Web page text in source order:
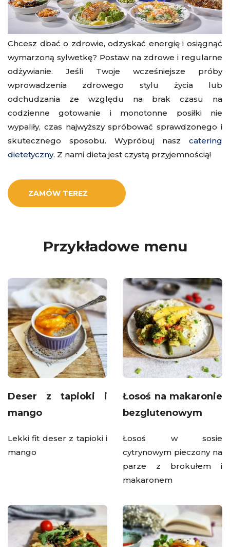
Chcesz dbać o zdrowie, odzyskać energię i osiągnąć
wymarzoną sylwetkę? Postaw na zdrowe i regularne
odżywianie. Jeśli Twoje wcześniejsze próby
wprowadzenia zdrowego stylu życia lub
odchudzania ze względu na brak czasu na
codzienne gotowanie i monotonne posiłki nie
wypaliły, czas najwyższy spróbować sprawdzonego i
skutecznego sposobu. Wypróbuj nasz catering
dietetyczny. Z nami dieta jest czystą przyjemnością!
ZAMÓW TEREZ
Przykładowe menu
Deser z tapioki i
mango
Lekki fit deser z tapioki i
mango
Łosoś na makaronie
bezglutenowym
Łosoś w sosie
cytrynowym pieczony na
parze z brokułem i
makaronem